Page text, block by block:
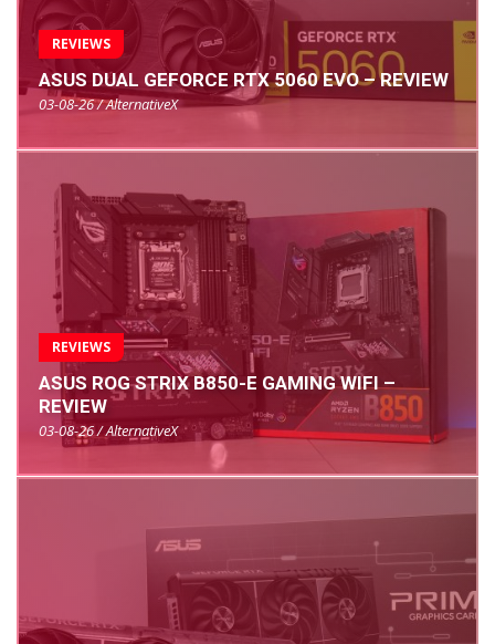
REVIEWS
ASUS DUAL GEFORCE RTX 5060 EVO – REVIEW
03-08-26 / AlternativeX
REVIEWS
ASUS ROG STRIX B850-E GAMING WIFI –
REVIEW
03-08-26 / AlternativeX